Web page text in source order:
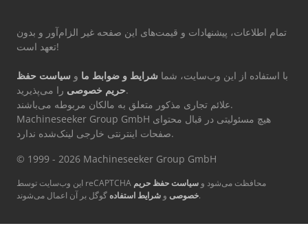
تمام اطلاعات، پیشنهادات و قیمت‌های این صفحه غیر الزام‌آور و بدون
تعهد است!
با استفاده از این وب‌سایت، شما شرایط و ضوابط ما و سیاست حفظ
حریم خصوصیرا می‌پذیرید.
علائم تجاری مذکور متعلق به مالکان مربوطه می‌باشند.
Machineseeker Group GmbH هیچ مسئولیتی در قبال محتوای
صفحات اینترنتی خارجی لینک‌شده ندارد.
© 1999 - 2026 Machineseeker Group GmbH
این وب‌سایت توسط reCAPTCHA محافظت می‌شود و سیاست حفظ حریم
خصوصی و شرایط استفاده گوگل بر آن اعمال می‌شوند.